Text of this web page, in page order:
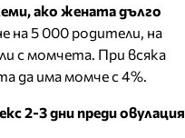
ако жената дълго
на 5 000 родители, на
с момчета. При всяка
да има момче с 4%.
2-3 дни преди овулация